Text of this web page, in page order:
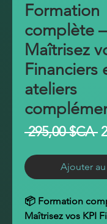
Formation
complète –
Maîtrisez
Financiers
ateliers
295,00 $CA
Ajouter
📦 Formation
Maîtrisez vos KPI